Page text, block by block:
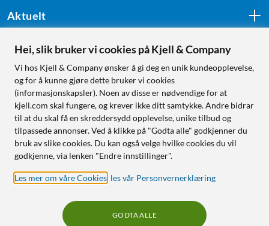
Aktuelt
Følg oss
Handle fra:
Sverige
Norge
Hei, slik bruker vi cookies på Kjell & Company
Vi hos Kjell & Company ønsker å gi deg en unik kundeopplevelse,
og for å kunne gjøre dette bruker vi cookies
(informasjonskapsler). Noen av disse er nødvendige for at
kjell.com skal fungere, og krever ikke ditt samtykke. Andre bidrar
til at du skal få en skreddersydd opplevelse, unike tilbud og
tilpassede annonser. Ved å klikke på "Godta alle" godkjenner du
bruk av slike cookies. Du kan også velge hvilke cookies du vil
godkjenne, via lenken "Endre innstillinger".
Les mer om våre Cookies les vår Personvernerklæring
GODTA ALLE